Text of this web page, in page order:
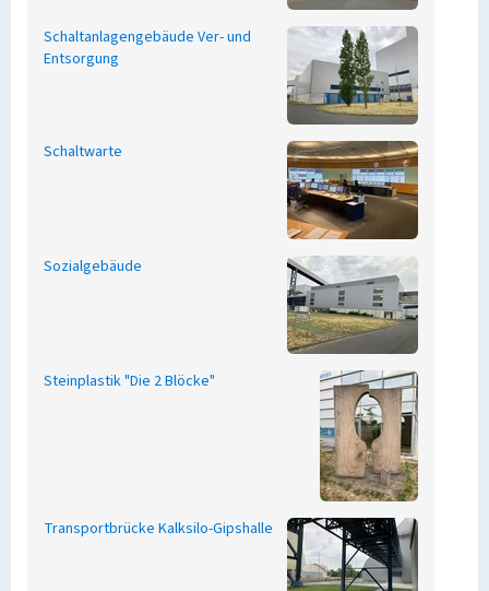
Schaltanlagengebäude Ver- und
Entsorgung
Schaltwarte
Sozialgebäude
Steinplastik "Die 2 Blöcke"
Transportbrücke Kalksilo-Gipshalle